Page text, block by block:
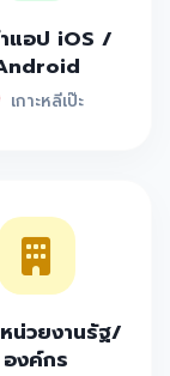
แอป iOS /
เกาะหลีเป๊ะ
น่วยงานรัฐ/
องค์กร